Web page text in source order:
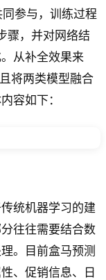
参与，训练过程
骤，并对网络结
从补全效果来
将两类模型融合
容如下：
统机器学习的建
往往需要结合数
。目前盒马预测
、促销信息、日